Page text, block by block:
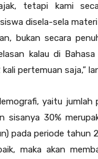
tetapi kami
disela-sela
bukan secara
kalau di
pertemuan saja,”
yaitu jumlah
30%
pada periode tahun
maka akan